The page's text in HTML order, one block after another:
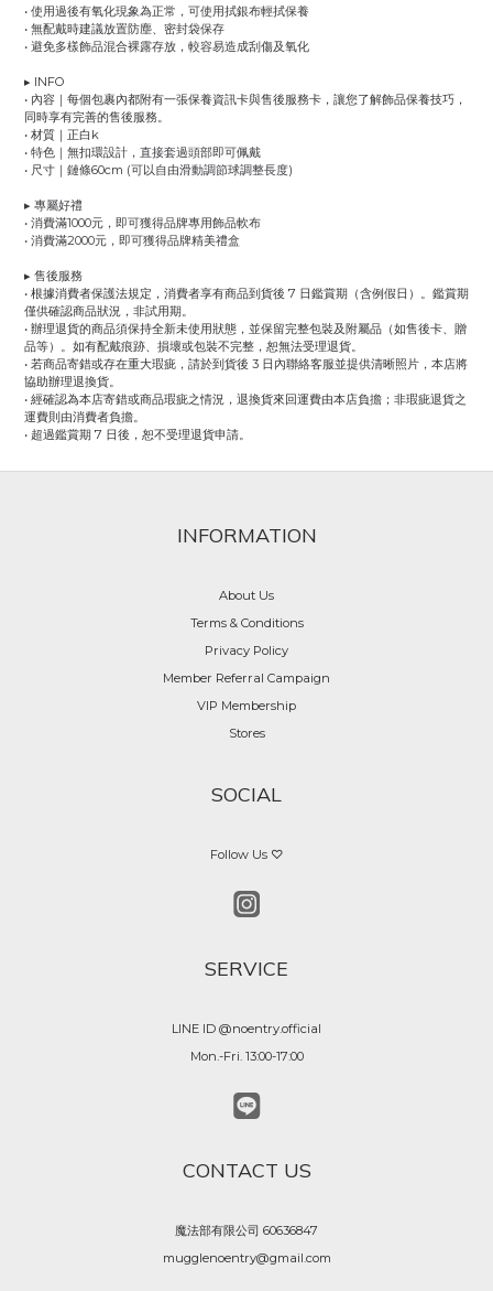
• 使用過後有氧化現象為正常，可使用拭銀布輕拭保養
• 無配戴時建議放置防塵、密封袋保存
• 避免多樣飾品混合裸露存放，較容易造成刮傷及氧化
▸ INFO
• 內容｜每個包裹內都附有一張保養資訊卡與售後服務卡，讓您了解飾品保養技巧，
同時享有完善的售後服務。
• 材質｜正白k
• 特色｜無扣環設計，直接套過頭部即可佩戴
• 尺寸｜鏈條60cm (可以自由滑動調節球調整長度)
▸ 專屬好禮
• 消費滿1000元，即可獲得品牌專用飾品軟布
• 消費滿2000元，即可獲得品牌精美禮盒
▸ 售後服務
• 根據消費者保護法規定，消費者享有商品到貨後 7 日鑑賞期（含例假日）。鑑賞期
僅供確認商品狀況，非試用期。
• 辦理退貨的商品須保持全新未使用狀態，並保留完整包裝及附屬品（如售後卡、贈
品等）。如有配戴痕跡、損壞或包裝不完整，恕無法受理退貨。
• 若商品寄錯或存在重大瑕疵，請於到貨後 3 日內聯絡客服並提供清晰照片，本店將
協助辦理退換貨。
• 經確認為本店寄錯或商品瑕疵之情況，退換貨來回運費由本店負擔；非瑕疵退貨之
運費則由消費者負擔。
• 超過鑑賞期 7 日後，恕不受理退貨申請。
INFORMATION
About Us
Terms & Conditions
Privacy Policy
Member Referral Campaign
VIP Membership
Stores
SOCIAL
Follow Us ♡
SERVICE
LINE ID @noentry.official
Mon.-Fri. 13:00-17:00
CONTACT US
魔法部有限公司 60636847
mugglenoentry@gmail.com